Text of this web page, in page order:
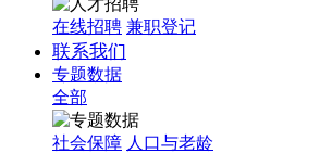
在线招聘 兼职登记
联系我们
专题数据
全部
社会保障 人口与老龄